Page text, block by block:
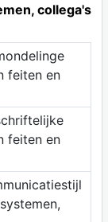
collega's
feiten en
feiten en